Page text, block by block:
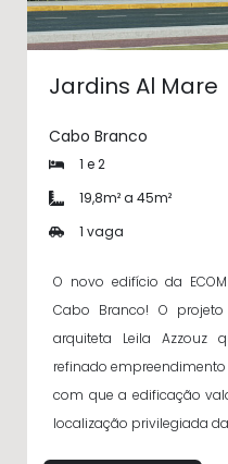
Jardins Al Mare
Cabo Branco
1 e 2
19,8m² a 45m²​
1 vaga
O novo edifício da
Cabo Branco! O
arquiteta Leila Azzouz
refinado
com que a edificação
localização privilegiada